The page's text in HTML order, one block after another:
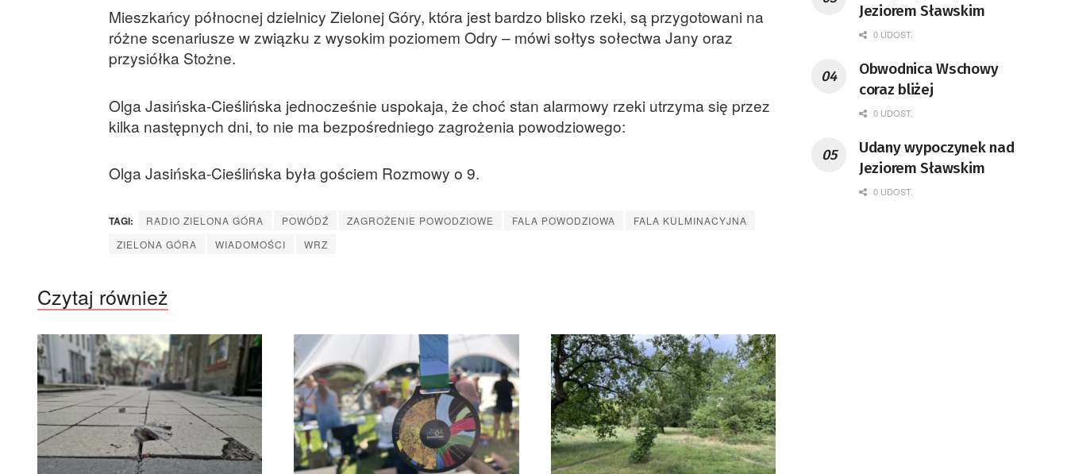
Mieszkańcy północnej dzielnicy Zielonej Góry, która jest bardzo blisko rzeki, są przygotowani na
różne scenariusze w związku z wysokim poziomem Odry – mówi sołtys sołectwa Jany oraz
przysiółka Stożne.
Olga Jasińska-Cieślińska jednocześnie uspokaja, że choć stan alarmowy rzeki utrzyma się przez
kilka następnych dni, to nie ma bezpośredniego zagrożenia powodziowego:
Olga Jasińska-Cieślińska była gościem Rozmowy o 9.
TAGI: RADIO ZIELONA GÓRA POWÓDŹ ZAGROŻENIE POWODZIOWE FALA POWODZIOWA
FALA KULMINACYJNA
ZIELONA GÓRA
WIADOMOŚCI WRZ
Czytaj również
Jeziorem Sławskim
0 UDOST.
Obwodnica Wschowy
coraz bliżej
0 UDOST.
Udany wypoczynek nad
Jeziorem Sławskim
0 UDOST.